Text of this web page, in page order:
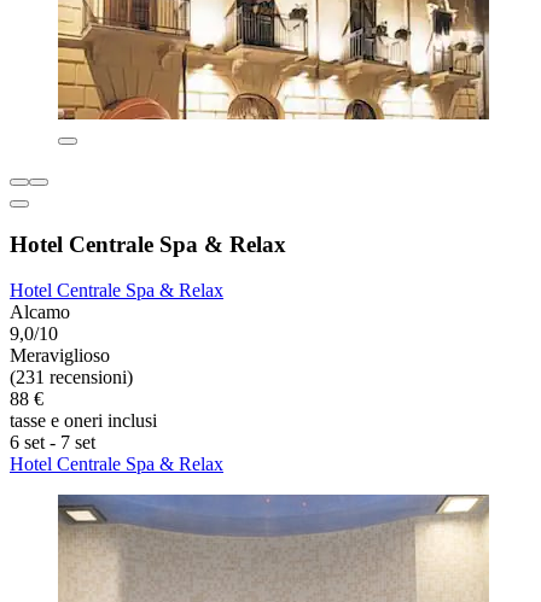
Hotel Centrale Spa & Relax
Hotel Centrale Spa & Relax
Alcamo
9,0/10
Meraviglioso
(231 recensioni)
88 €
tasse e oneri inclusi
6 set - 7 set
Hotel Centrale Spa & Relax